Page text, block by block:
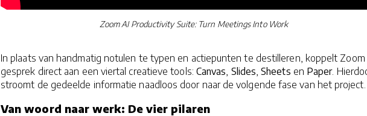
Zoom AI Productivity Suite: Turn Meetings Into Work
In plaats van handmatig notulen te typen en actiepunten te destilleren, koppelt
gesprek direct aan een viertal creatieve tools: Canvas Slides ,Sheets en Paper.
stroomt de gedeelde informatie naadloos door naar de volgende fase van het project.
Van woord naar werk: De vier pilaren